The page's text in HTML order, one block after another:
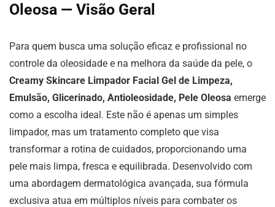
Oleosa — Visão Geral
Para quem busca uma solução eficaz e profissional no
controle da oleosidade e na melhora da saúde da pele, o
Creamy Skincare Limpador Facial Gel de Limpeza,
Emulsão, Glicerinado, Antioleosidade, Pele Oleosa emerge
como a escolha ideal. Este não é apenas um simples
limpador, mas um tratamento completo que visa
transformar a rotina de cuidados, proporcionando uma
pele mais limpa, fresca e equilibrada. Desenvolvido com
uma abordagem dermatológica avançada, sua fórmula
exclusiva atua em múltiplos níveis para combater os